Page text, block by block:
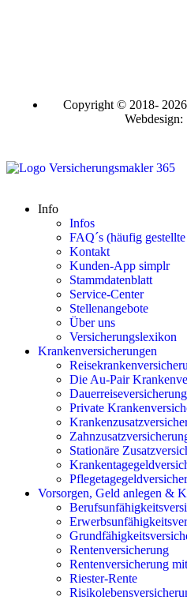
Copyright © 2018-
Info
Infos
FAQ´s (häufig
Kontakt
Kunden-App simplr
Stammdatenblatt
Service-Center
Stellenangebote
Über uns
Versicherungslexikon
Krankenversicherungen
Die Au-Pair
Dauerreiseversicherung
Private
Stationäre
Vorsorgen, Geld anlegen &
Rentenversicherung
Rentenversicherung
Riester-Rente